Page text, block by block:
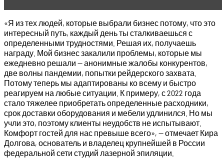
«Я из тех людей, которые выбрали бизнес потому, что это
интересный путь, каждый день ты сталкиваешься с
определенными трудностями. Решая их, получаешь
награду. Мой бизнес закалили проблемы, которые мы
ежедневно решали — анонимные жалобы конкурентов,
две волны пандемии, попытки рейдерского захвата.
Потому теперь мы адаптированы ко всему и быстро
реагируем на любые ситуации. К примеру, с 2022 года
стало тяжелее приобретать определенные расходники,
срок доставки оборудования и мебели удлинился. Но мы
учли это, поэтому клиенты неудобств не испытывают.
Комфорт гостей для нас превыше всего», — отмечает Кира
Долгова, основатель и владелец крупнейшей в России
федеральной сети студий лазерной эпиляции.